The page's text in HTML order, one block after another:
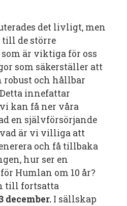
det livligt, men
de större
är viktiga för oss
som säkerställer att
robust och hållbar
innefattar
kan få ner våra
en självförsörjande
är vi villiga att
och få tillbaka
hur ser en
Humlan om 10 år?
till fortsatta
december. I sällskap